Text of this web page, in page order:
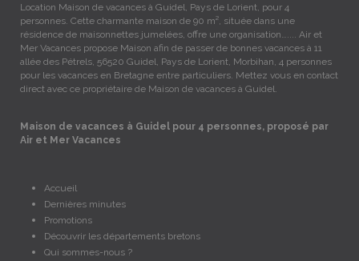
Location Maison de vacances à Guidel, Pays de Lorient, pour 4
personnes. Cette charmante maison de 90 m², située dans une
résidence de maisonnettes jumelées, offre une organisation….... Air et
Mer Vacances propose Maison afin de passer de bonnes vacances à 11
allée des Pétrels, 56520 Guidel, Pays de Lorient, Morbihan, 4 personnes
pour les vacances en Bretagne entre particuliers. Mettez vous en contact
direct avec ce propriétaire de Maison de vacances à Guidel.
Maison de vacances à Guidel pour 4 personnes, proposé par
Air et Mer Vacances
Accueil
Dernières minutes
Promotions
Découvrir les départements bretons
Qui sommes-nous ?